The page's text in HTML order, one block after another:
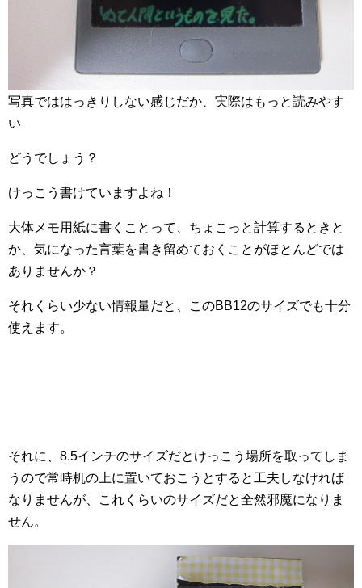
写真でははっきりしない感じだか、実際はもっと読みやす
い
どうでしょう？
けっこう書けていますよね！
大体メモ用紙に書くことって、ちょこっと計算するときと
か、気になった言葉を書き留めておくことがほとんどでは
ありませんか？
それくらい少ない情報量だと、このBB12のサイズでも十分
使えます。
それに、8.5インチのサイズだとけっこう場所を取ってしま
うので常時机の上に置いておこうとすると工夫しなければ
なりませんが、これくらいのサイズだと全然邪魔になりま
せん。